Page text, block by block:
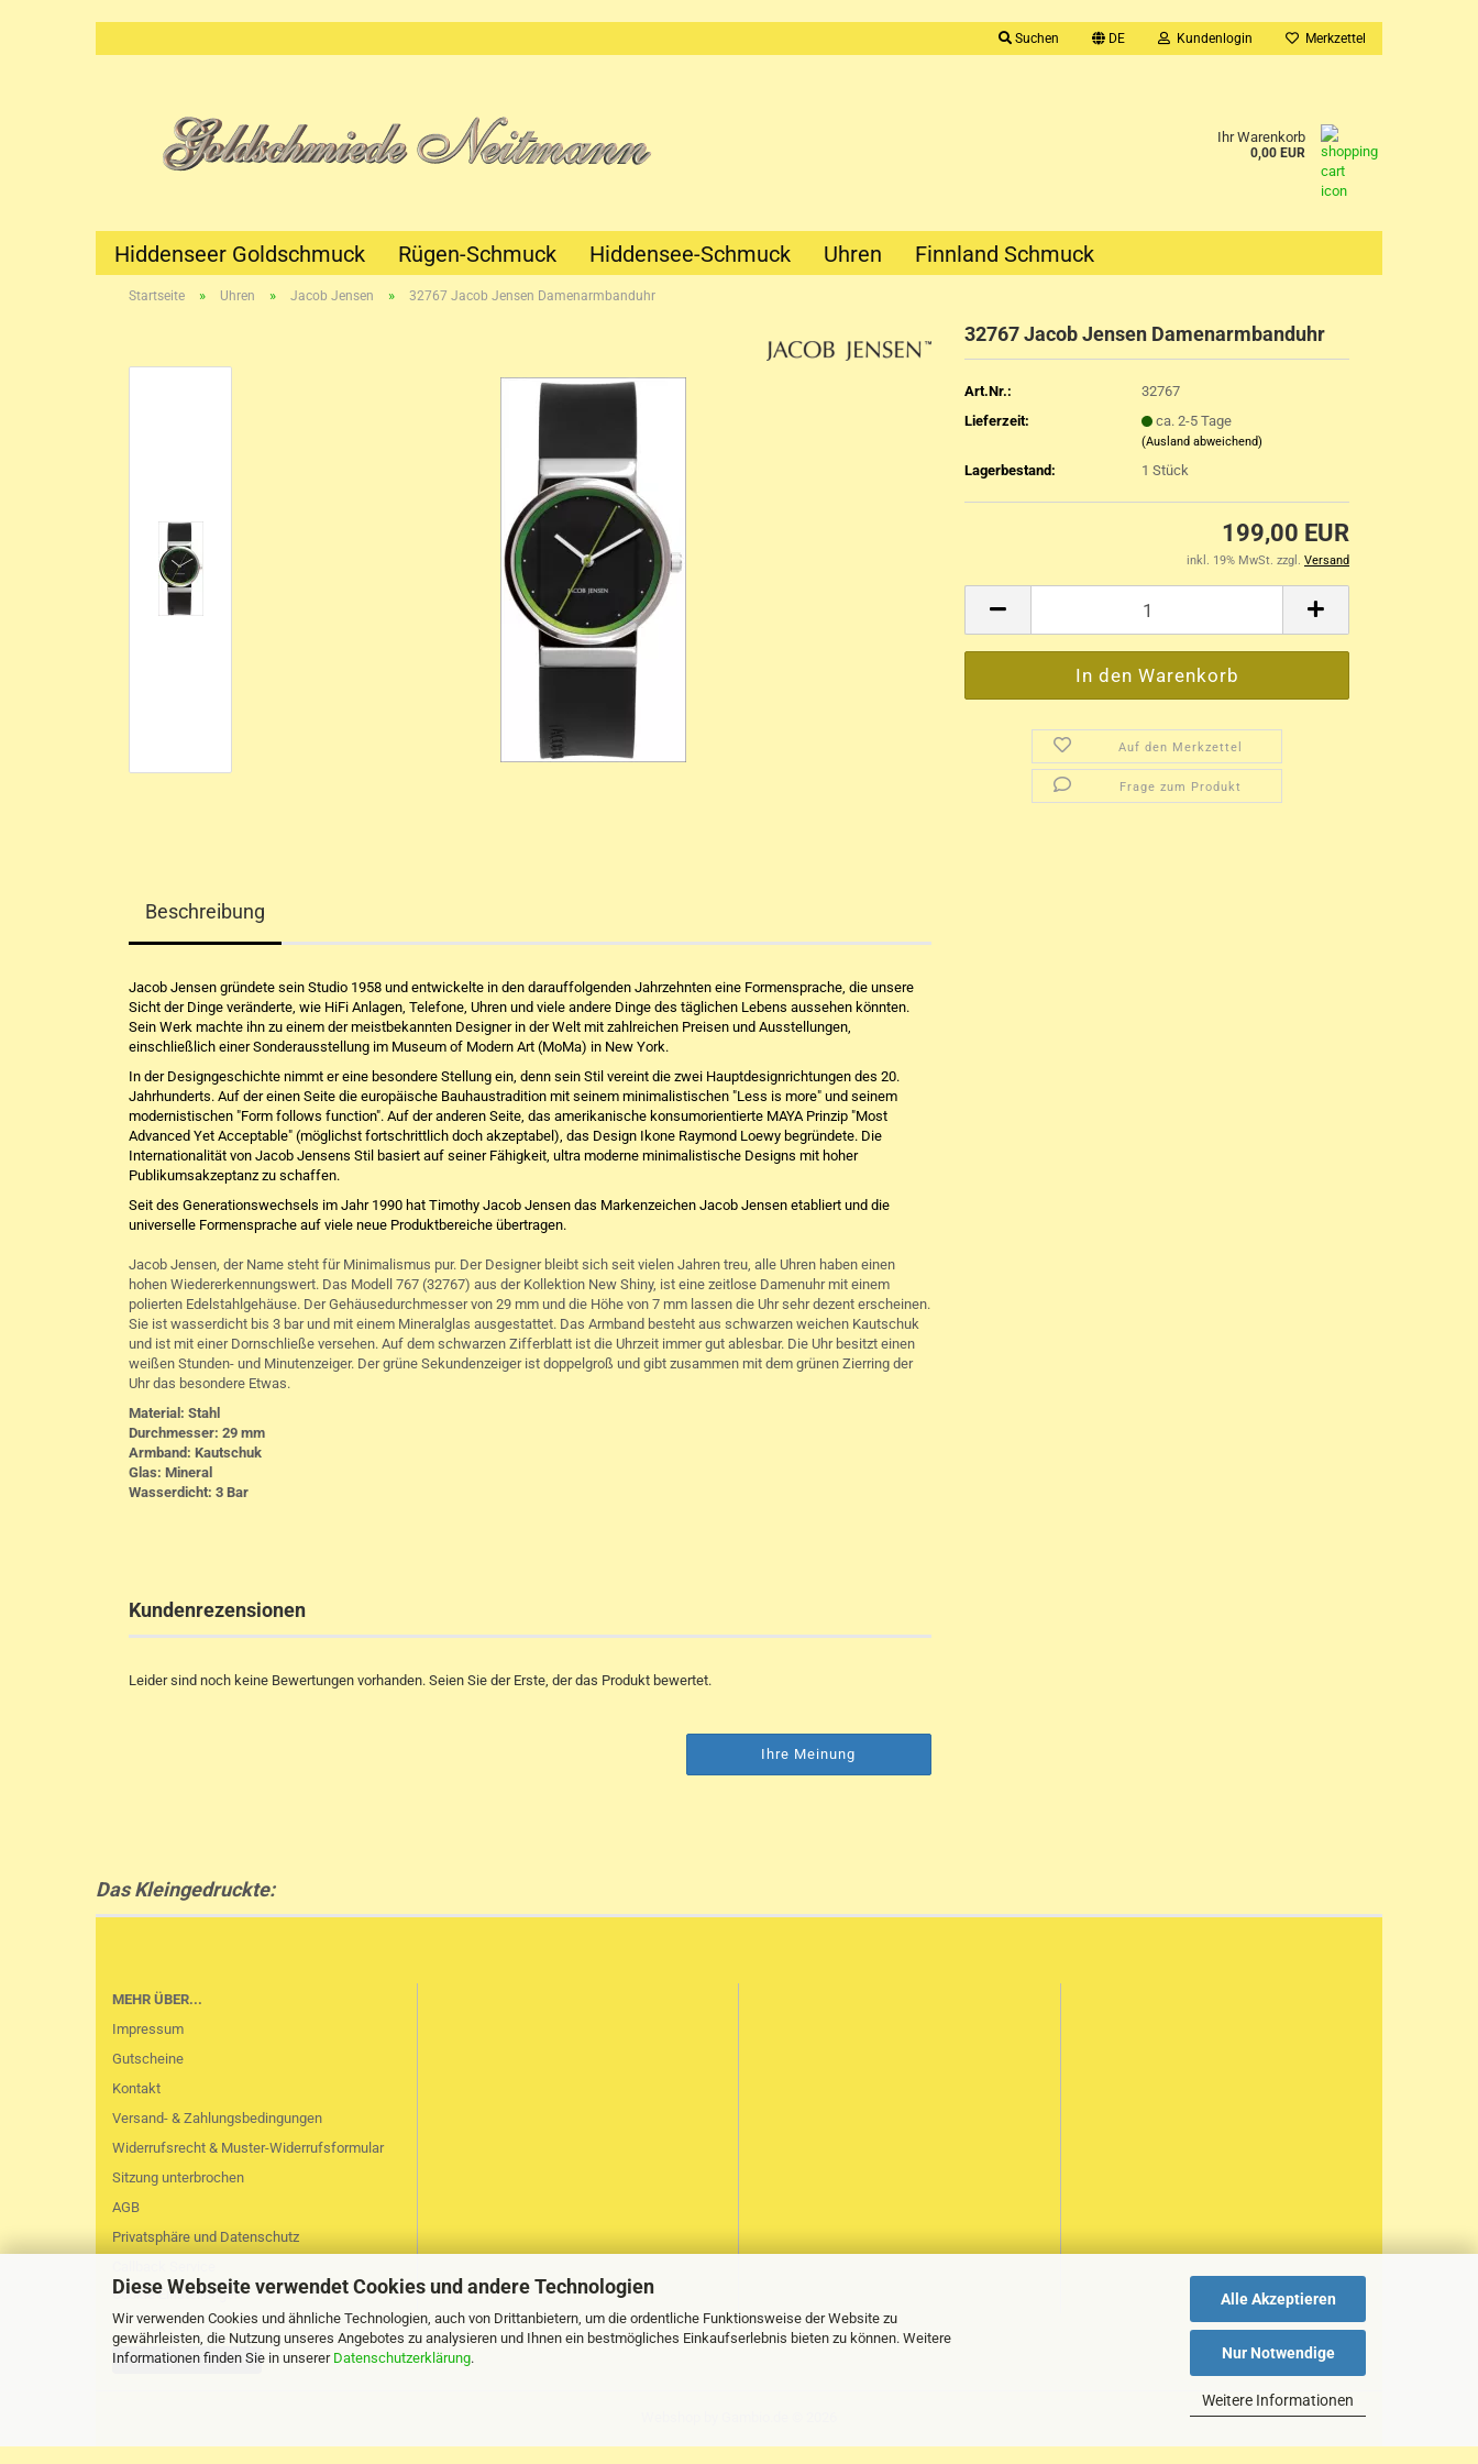
Diese Webseite verwendet Cookies und andere Technologien
Wir verwenden Cookies und ähnliche Technologien, auch von Drittanbietern, um die ordentliche Funktionsweise der Website zu
gewährleisten, die Nutzung unseres Angebotes zu analysieren und Ihnen ein bestmögliches Einkaufserlebnis bieten zu können. Weitere
Informationen finden Sie in unserer Datenschutzerklärung.
Alle Akzeptieren
Nur Notwendige
Weitere Informationen
Suchen DE Kundenlogin Merkzettel
Ihr Warenkorb
0,00 EUR
Hiddenseer Goldschmuck Rügen-Schmuck Hiddensee-Schmuck Uhren Finnland Schmuck
Startseite » Uhren » Jacob Jensen » 32767 Jacob Jensen Damenarmbanduhr
32767 Jacob Jensen Damenarmbanduhr
Art.Nr.:
32767
Lieferzeit:
ca. 2-5 Tage
(Ausland abweichend)
Lagerbestand: 1 Stück
199,00 EUR
inkl. 19% MwSt. zzgl. Versand
Auf den Merkzettel
Frage zum Produkt
Beschreibung
Jacob Jensen gründete sein Studio 1958 und entwickelte in den darauffolgenden Jahrzehnten eine Formensprache, die unsere
Sicht der Dinge veränderte, wie HiFi Anlagen, Telefone, Uhren und viele andere Dinge des täglichen Lebens aussehen könnten.
Sein Werk machte ihn zu einem der meistbekannten Designer in der Welt mit zahlreichen Preisen und Ausstellungen,
einschließlich einer Sonderausstellung im Museum of Modern Art (MoMa) in New York.
In der Designgeschichte nimmt er eine besondere Stellung ein, denn sein Stil vereint die zwei Hauptdesignrichtungen des 20.
Jahrhunderts. Auf der einen Seite die europäische Bauhaustradition mit seinem minimalistischen "Less is more" und seinem
modernistischen "Form follows function". Auf der anderen Seite, das amerikanische konsumorientierte MAYA Prinzip "Most
Advanced Yet Acceptable" (möglichst fortschrittlich doch akzeptabel), das Design Ikone Raymond Loewy begründete. Die
Internationalität von Jacob Jensens Stil basiert auf seiner Fähigkeit, ultra moderne minimalistische Designs mit hoher
Publikumsakzeptanz zu schaffen.
Seit des Generationswechsels im Jahr 1990 hat Timothy Jacob Jensen das Markenzeichen Jacob Jensen etabliert und die
universelle Formensprache auf viele neue Produktbereiche übertragen.
Jacob Jensen, der Name steht für Minimalismus pur. Der Designer bleibt sich seit vielen Jahren treu, alle Uhren haben einen
hohen Wiedererkennungswert. Das Modell 767 (32767) aus der Kollektion New Shiny, ist eine zeitlose Damenuhr mit einem
polierten Edelstahlgehäuse. Der Gehäusedurchmesser von 29 mm und die Höhe von 7 mm lassen die Uhr sehr dezent erscheinen.
Sie ist wasserdicht bis 3 bar und mit einem Mineralglas ausgestattet. Das Armband besteht aus schwarzen weichen Kautschuk
und ist mit einer Dornschließe versehen. Auf dem schwarzen Zifferblatt ist die Uhrzeit immer gut ablesbar. Die Uhr besitzt einen
weißen Stunden- und Minutenzeiger. Der grüne Sekundenzeiger ist doppelgroß und gibt zusammen mit dem grünen Zierring der
Uhr das besondere Etwas.
Material: Stahl
Durchmesser: 29 mm
Armband: Kautschuk
Glas: Mineral
Wasserdicht: 3 Bar
Kundenrezensionen
Leider sind noch keine Bewertungen vorhanden. Seien Sie der Erste, der das Produkt bewertet.
Ihre Meinung
Das Kleingedruckte:
MEHR ÜBER...
Impressum
Gutscheine
Kontakt
Versand- & Zahlungsbedingungen
Widerrufsrecht & Muster-Widerrufsformular
Sitzung unterbrochen
AGB
Privatsphäre und Datenschutz
Cookie Einstellungen
Vertrag widerrufen